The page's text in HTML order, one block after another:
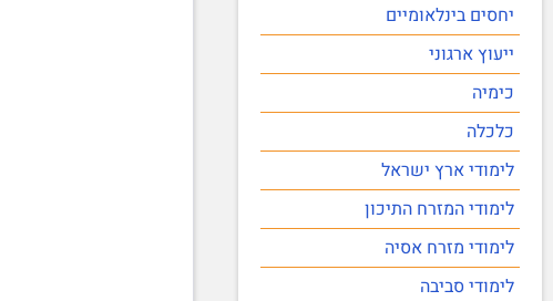
יחסים בינלאומיים
ייעוץ ארגוני
כימיה
כלכלה
לימודי ארץ ישראל
לימודי המזרח התיכון
לימודי מזרח אסיה
לימודי סביבה